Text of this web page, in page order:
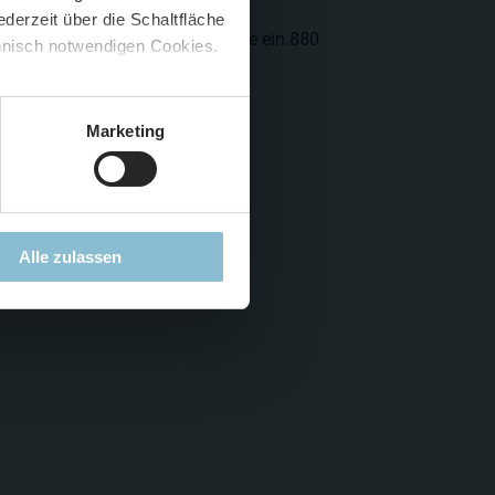
über die Schaltfläche
notwendigen Cookies.
Marketing
Alle zulassen
verschneite Bäume in die Berge ein.880